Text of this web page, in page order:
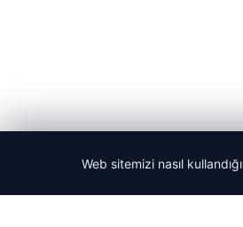
Web sitemizi nasıl